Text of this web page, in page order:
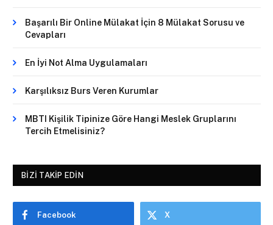
Başarılı Bir Online Mülakat İçin 8 Mülakat Sorusu ve
Cevapları
En İyi Not Alma Uygulamaları
Karşılıksız Burs Veren Kurumlar
MBTI Kişilik Tipinize Göre Hangi Meslek Gruplarını
Tercih Etmelisiniz?
BIZI TAKIP EDIN
Facebook X